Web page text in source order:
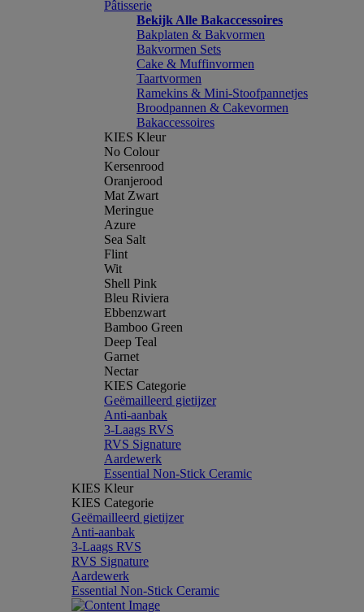
Pâtisserie
Bekijk Alle Bakaccessoires
Bakplaten & Bakvormen
Bakvormen Sets
Cake & Muffinvormen
Taartvormen
Ramekins & Mini-Stoofpannetjes
Broodpannen & Cakevormen
Bakaccessoires
KIES Kleur
No Colour
Kersenrood
Oranjerood
Mat Zwart
Meringue
Azure
Sea Salt
Flint
Wit
Shell Pink
Bleu Riviera
Ebbenzwart
Bamboo Green
Deep Teal
Garnet
Nectar
KIES Categorie
Geëmailleerd gietijzer
Anti-aanbak
3-Laags RVS
RVS Signature
Aardewerk
Essential Non-Stick Ceramic
KIES Kleur
KIES Categorie
Geëmailleerd gietijzer
Anti-aanbak
3-Laags RVS
RVS Signature
Aardewerk
Essential Non-Stick Ceramic